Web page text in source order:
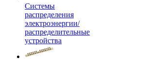
Системы
распределения
электроэнергии/
распределительные
устройства